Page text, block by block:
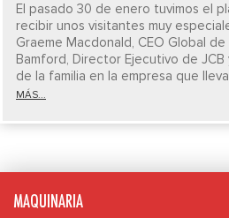
El pasado 30 de enero tuvimos el
recibir unos visitantes muy
Graeme Macdonald, CEO Global
Bamford, Director Ejecutivo de
de la familia en la empresa que
MÁS...
MAQUINARIA